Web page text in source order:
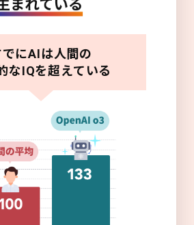
でにAIは人間の
なIQを超えている